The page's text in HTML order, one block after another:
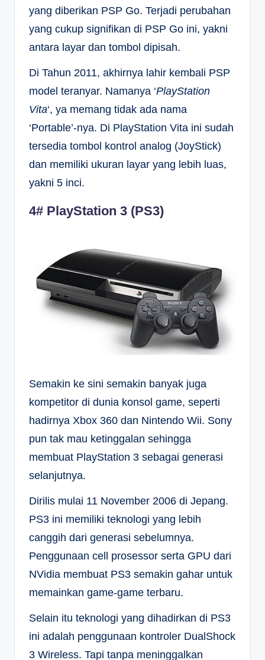
yang diberikan PSP Go. Terjadi perubahan
yang cukup signifikan di PSP Go ini, yakni
antara layar dan tombol dipisah.
Di Tahun 2011, akhirnya lahir kembali PSP
model teranyar. Namanya ‘PlayStation
Vita‘, ya memang tidak ada nama
‘Portable’-nya. Di PlayStation Vita ini sudah
tersedia tombol kontrol analog (JoyStick)
dan memiliki ukuran layar yang lebih luas,
yakni 5 inci.
4# PlayStation 3 (PS3)
Semakin ke sini semakin banyak juga
kompetitor di dunia konsol game, seperti
hadirnya Xbox 360 dan Nintendo Wii. Sony
pun tak mau ketinggalan sehingga
membuat PlayStation 3 sebagai generasi
selanjutnya.
Dirilis mulai 11 November 2006 di Jepang.
PS3 ini memiliki teknologi yang lebih
canggih dari generasi sebelumnya.
Penggunaan cell prosessor serta GPU dari
NVidia membuat PS3 semakin gahar untuk
memainkan game-game terbaru.
Selain itu teknologi yang dihadirkan di PS3
ini adalah penggunaan kontroler DualShock
3 Wireless. Tapi tanpa meninggalkan